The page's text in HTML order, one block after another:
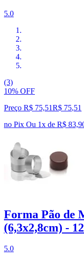
5.0
(3)
10% OFF
Preço R$ 75,51R$ 75,51
no Pix Ou 1x de R$
Forma Pão de
(6,3x2,8cm) -
5.0